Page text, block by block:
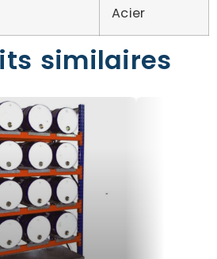
Acier
similaires